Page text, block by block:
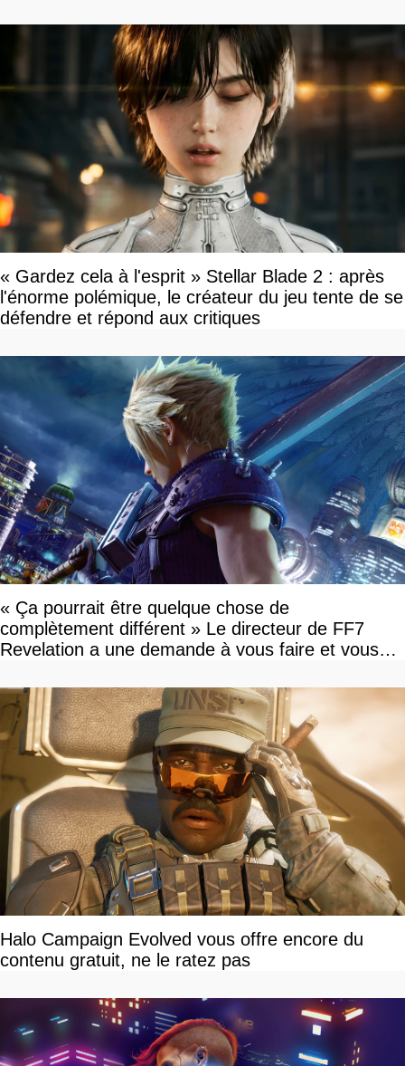
« Gardez cela à l'esprit » Stellar Blade 2 : après
l'énorme polémique, le créateur du jeu tente de se
défendre et répond aux critiques
« Ça pourrait être quelque chose de
complètement différent » Le directeur de FF7
Revelation a une demande à vous faire et vous
Halo Campaign Evolved vous offre encore du
contenu gratuit, ne le ratez pas